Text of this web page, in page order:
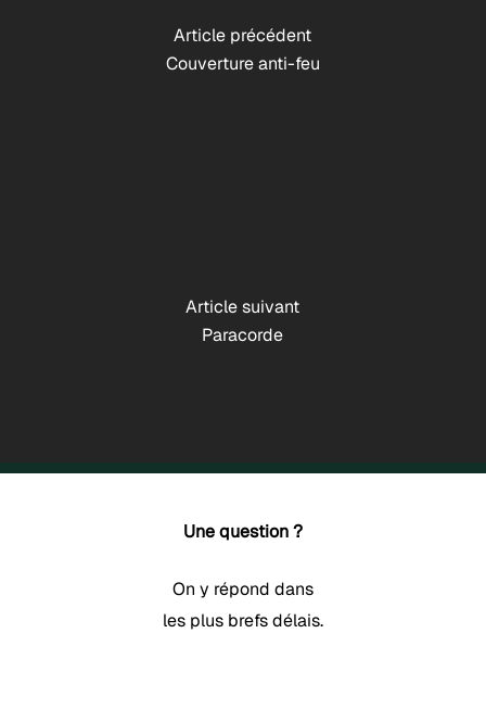
Article précédent
Couverture anti-feu
Article suivant
Paracorde
Une question ?
On y répond dans
les plus brefs délais.